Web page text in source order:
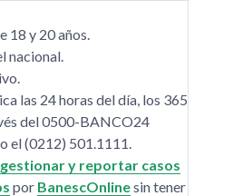
18 y 20 años.
nacional.
las 24 horas del día, los 365
del 0500-BANCO24
el (0212) 501.1111.
gestionar y reportar casos
por BanescOnlinesin tener